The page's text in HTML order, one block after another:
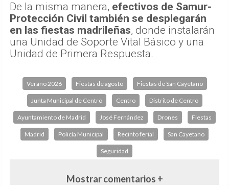
De la misma manera, efectivos de Samur-
Protección Civil también se desplegarán
en las fiestas madrileñas, donde instalarán
una Unidad de Soporte Vital Básico y una
Unidad de Primera Respuesta.
Verano 2026 Fiestas de agosto Fiestas de San Cayetano
Junta Municipal de Centro Centro Distrito de Centro
Ayuntamiento de Madrid José Fernández Drones Fiestas
Madrid Policía Municipal Recinto ferial San Cayetano
Seguridad
Mostrar comentarios +